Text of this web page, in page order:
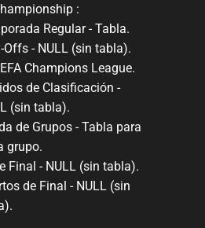
:
Regular - Tabla.
Offs - NULL (sin tabla).
Champions League.
de Clasificación -
(sin tabla).
de Grupos - Tabla para
grupo.
Final - NULL (sin tabla).
de Final - NULL (sin